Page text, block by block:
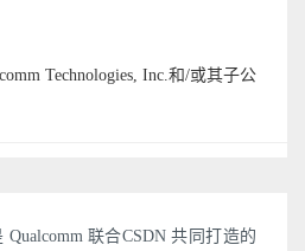
Technologies, Inc.和/或其子公
Qualcomm 联合CSDN 共同打造的